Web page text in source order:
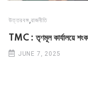
উত্তরবঙ্গ,রাজনীতি
TMC : তৃণমূল কার্যালয়ে
JUNE 7, 2025